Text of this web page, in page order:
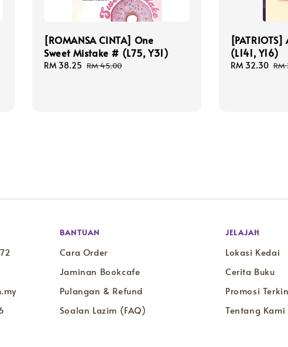
[ROMANSA CINTA] One
Sweet Mistake # (L75, Y31)
Sale
RM 38.25 Regular
RM 45.00
(L141, Y16)
Sale
RM 32.30 RM
BANTUAN
Cara Order
Jaminan Bookcafe
Pulangan & Refund
Soalan Lazim (FAQ)
JELAJAH
Lokasi Kedai
Cerita Buku
Promosi
Tentang Kami